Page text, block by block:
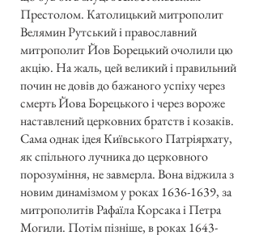
Престолом. Католицький митрополит
Велямин Рутський і православний
митрополит Йов Борецький очолили цю
акцію. На жаль, цей великий і правильний
почин не довів до бажаного успіху через
смерть Йова Борецького і через вороже
наставлений церковних братств і козаків.
Сама однак ідея Київського Патріярхату,
як спільного лучника до церковного
порозуміння, не завмерла. Вона віджила з
новим динамізмом у роках1636-1639, за
митрополитів Рафаїла Корсака і Петра
Могили. Потім пізніше, в роках1643-